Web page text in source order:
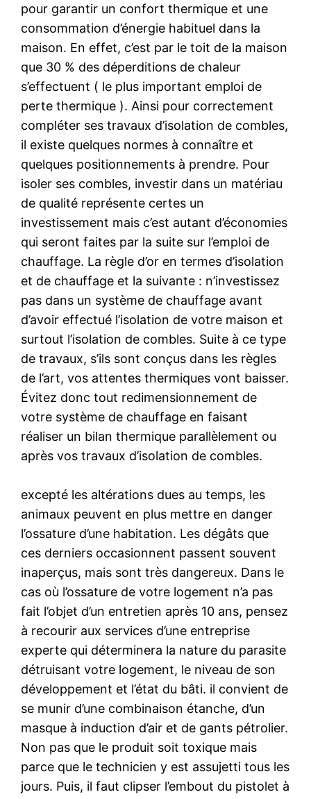
pour garantir un confort thermique et une
consommation d’énergie habituel dans la
maison. En effet, c’est par le toit de la maison
que 30 % des déperditions de chaleur
s’effectuent ( le plus important emploi de
perte thermique ). Ainsi pour correctement
compléter ses travaux d’isolation de combles,
il existe quelques normes à connaître et
quelques positionnements à prendre. Pour
isoler ses combles, investir dans un matériau
de qualité représente certes un
investissement mais c’est autant d’économies
qui seront faites par la suite sur l’emploi de
chauffage. La règle d’or en termes d’isolation
et de chauffage et la suivante : n’investissez
pas dans un système de chauffage avant
d’avoir effectué l’isolation de votre maison et
surtout l’isolation de combles. Suite à ce type
de travaux, s’ils sont conçus dans les règles
de l’art, vos attentes thermiques vont baisser.
Évitez donc tout redimensionnement de
votre système de chauffage en faisant
réaliser un bilan thermique parallèlement ou
après vos travaux d’isolation de combles.
excepté les altérations dues au temps, les
animaux peuvent en plus mettre en danger
l’ossature d’une habitation. Les dégâts que
ces derniers occasionnent passent souvent
inaperçus, mais sont très dangereux. Dans le
cas où l’ossature de votre logement n’a pas
fait l’objet d’un entretien après 10 ans, pensez
à recourir aux services d’une entreprise
experte qui déterminera la nature du parasite
détruisant votre logement, le niveau de son
développement et l’état du bâti. il convient de
se munir d’une combinaison étanche, d’un
masque à induction d’air et de gants pétrolier.
Non pas que le produit soit toxique mais
parce que le technicien y est assujetti tous les
jours. Puis, il faut clipser l’embout du pistolet à